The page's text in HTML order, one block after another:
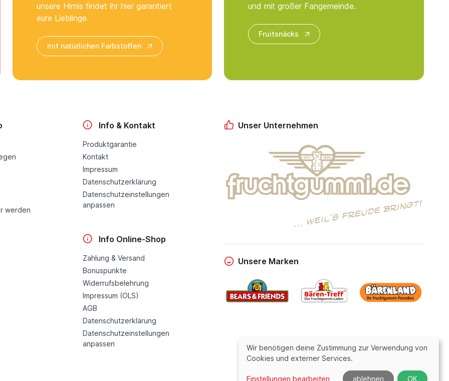
unsere Hirnis findet ihr hier garantiert
eure Lieblinge.
mit natürlichen Farbstoffen
und mit großer Fangemeinde.
Fruitsnäcks
werden
Info & Kontakt
Produktgarantie
Kontakt
Impressum
Datenschutzerklärung
Datenschutzeinstellungen
anpassen
Info Online-Shop
Zahlung & Versand
Bonuspunkte
Widerrufsbelehrung
Impressum (OLS)
AGB
Datenschutzerklärung
Datenschutzeinstellungen
anpassen
Unser Unternehmen
Unsere Marken
Wir benötigen deine Zustimmung zur Verwendung von
Cookies und externer Services.
Einstellungen bearbeiten ablehnen OK